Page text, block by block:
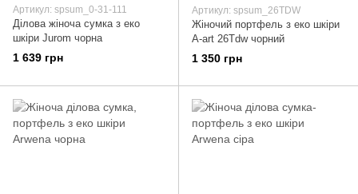
Артикул: spsum_0-31-111
Ділова жіноча сумка з еко
шкіри Jurom чорна
1 639 грн
Артикул: spsum_26TDW
Жіночий портфель з еко шкіри
A-art 26Tdw чорний
1 350 грн